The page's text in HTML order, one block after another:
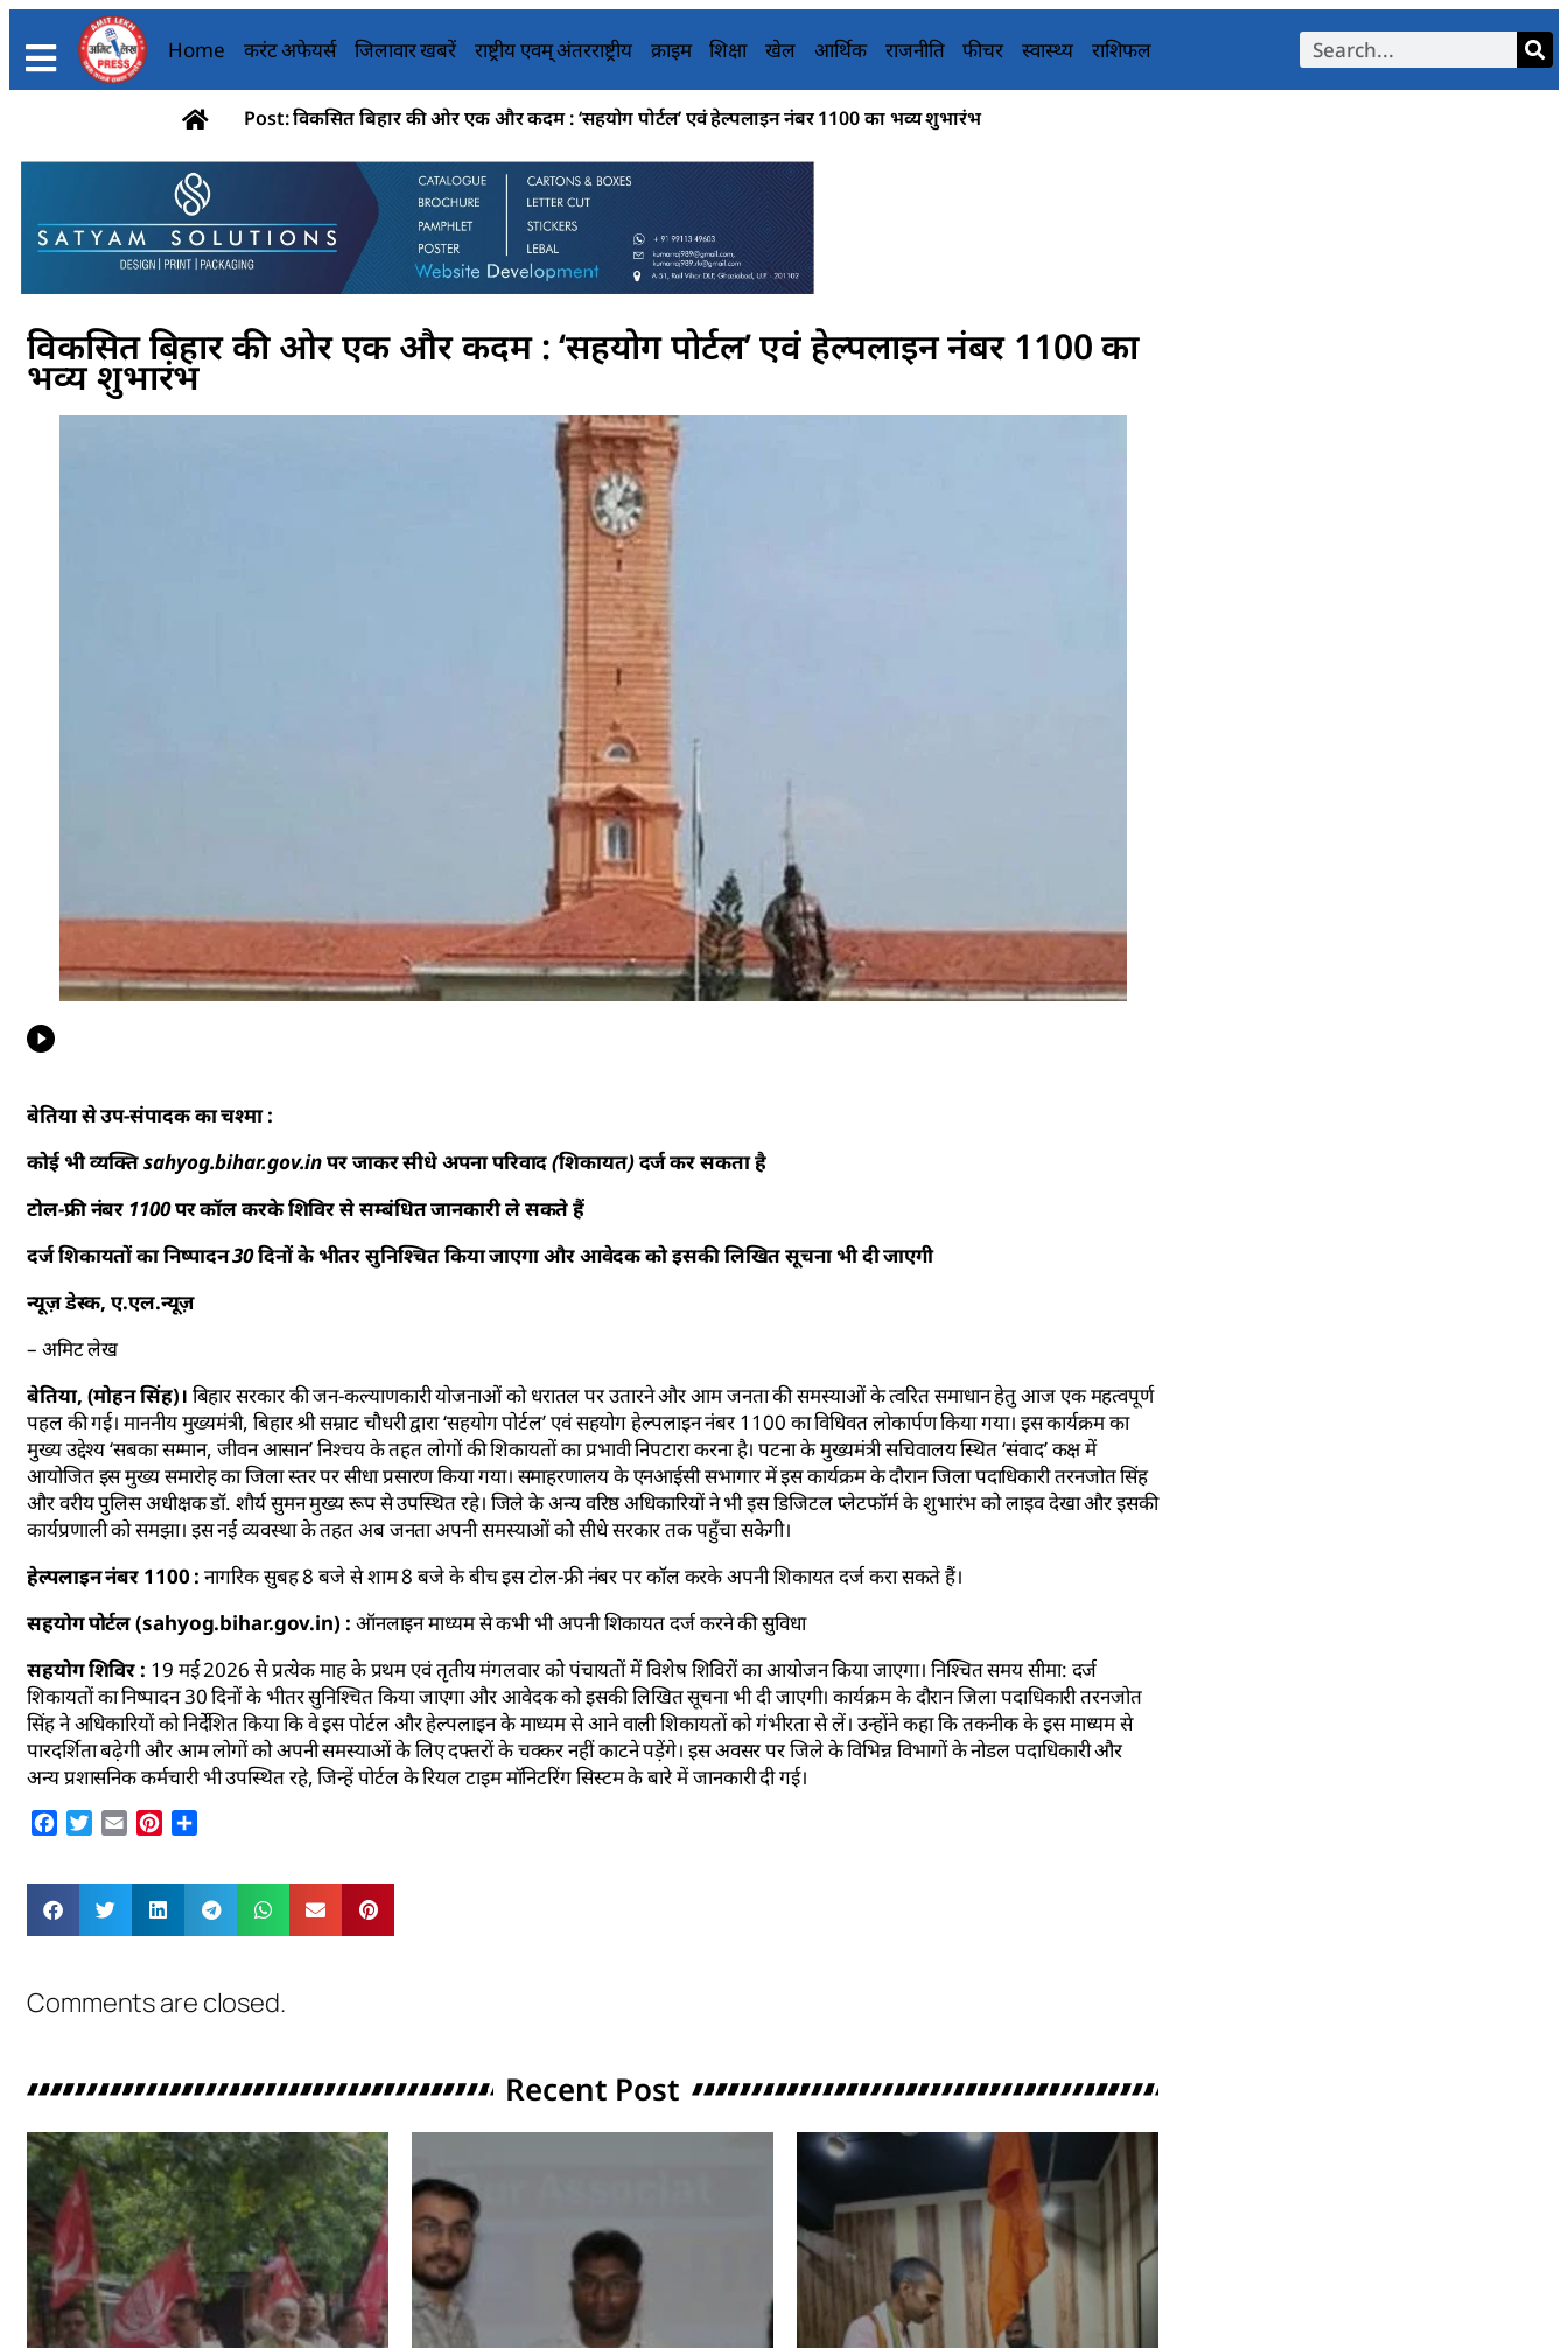
Home करंट अफेयर्स जिलावार खबरें राष्ट्रीय एवम् अंतरराष्ट्रीय क्राइम शिक्षा खेल आर्थिक राजनीति फीचर स्वास्थ्य राशिफल
Post: विकसित बिहार की ओर एक और कदम : ‘सहयोग पोर्टल’ एवं हेल्पलाइन नंबर 1100 का भव्य शुभारंभ
विकसित बिहार की ओर एक और कदम : ‘सहयोग पोर्टल’ एवं हेल्पलाइन नंबर 1100 का
भव्य शुभारंभ
बेतिया से उप-संपादक का चश्मा :
कोई भी व्यक्ति sahyog.bihar.gov.in पर जाकर सीधे अपना परिवाद (शिकायत) दर्ज कर सकता है
टोल-फ्री नंबर 1100 पर कॉल करके शिविर से सम्बंधित जानकारी ले सकते हैं
दर्ज शिकायतों का निष्पादन 30 दिनों के भीतर सुनिश्चित किया जाएगा और आवेदक को इसकी लिखित सूचना भी दी जाएगी
न्यूज़ डेस्क, ए.एल.न्यूज़
– अमिट लेख
बेतिया, (मोहन सिंह)। बिहार सरकार की जन-कल्याणकारी योजनाओं को धरातल पर उतारने और आम जनता की समस्याओं के त्वरित समाधान हेतु आज एक महत्वपूर्ण
पहल की गई। माननीय मुख्यमंत्री, बिहार श्री सम्राट चौधरी द्वारा ‘सहयोग पोर्टल’ एवं सहयोग हेल्पलाइन नंबर 1100 का विधिवत लोकार्पण किया गया। इस कार्यक्रम का
मुख्य उद्देश्य ‘सबका सम्मान, जीवन आसान’ निश्चय के तहत लोगों की शिकायतों का प्रभावी निपटारा करना है। पटना के मुख्यमंत्री सचिवालय स्थित ‘संवाद’ कक्ष में
आयोजित इस मुख्य समारोह का जिला स्तर पर सीधा प्रसारण किया गया। समाहरणालय के एनआईसी सभागार में इस कार्यक्रम के दौरान जिला पदाधिकारी तरनजोत सिंह
और वरीय पुलिस अधीक्षक डॉ. शौर्य सुमन मुख्य रूप से उपस्थित रहे। जिले के अन्य वरिष्ठ अधिकारियों ने भी इस डिजिटल प्लेटफॉर्म के शुभारंभ को लाइव देखा और इसकी
कार्यप्रणाली को समझा। इस नई व्यवस्था के तहत अब जनता अपनी समस्याओं को सीधे सरकार तक पहुँचा सकेगी।
हेल्पलाइन नंबर 1100 : नागरिक सुबह 8 बजे से शाम 8 बजे के बीच इस टोल-फ्री नंबर पर कॉल करके अपनी शिकायत दर्ज करा सकते हैं।
सहयोग पोर्टल (sahyog.bihar.gov.in) : ऑनलाइन माध्यम से कभी भी अपनी शिकायत दर्ज करने की सुविधा
सहयोग शिविर : 19 मई 2026 से प्रत्येक माह के प्रथम एवं तृतीय मंगलवार को पंचायतों में विशेष शिविरों का आयोजन किया जाएगा। निश्चित समय सीमा: दर्ज
शिकायतों का निष्पादन 30 दिनों के भीतर सुनिश्चित किया जाएगा और आवेदक को इसकी लिखित सूचना भी दी जाएगी। कार्यक्रम के दौरान जिला पदाधिकारी तरनजोत
सिंह ने अधिकारियों को निर्देशित किया कि वे इस पोर्टल और हेल्पलाइन के माध्यम से आने वाली शिकायतों को गंभीरता से लें। उन्होंने कहा कि तकनीक के इस माध्यम से
पारदर्शिता बढ़ेगी और आम लोगों को अपनी समस्याओं के लिए दफ्तरों के चक्कर नहीं काटने पड़ेंगे। इस अवसर पर जिले के विभिन्न विभागों के नोडल पदाधिकारी और
अन्य प्रशासनिक कर्मचारी भी उपस्थित रहे, जिन्हें पोर्टल के रियल टाइम मॉनिटरिंग सिस्टम के बारे में जानकारी दी गई।
Facebook
Twitter
Email Pinterest
Comments are closed.
Recent Post